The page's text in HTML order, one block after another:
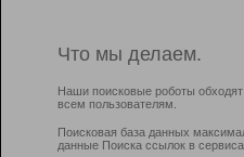
Что мы делаем.
Наши поисковые роботы
всем пользователям.
Поисковая база данных
данные Поиска ссылок в